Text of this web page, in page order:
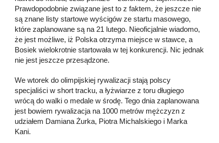
Prawdopodobnie związane jest to z faktem, że jeszcze nie
są znane listy startowe wyścigów ze startu masowego,
które zaplanowane są na 21 lutego. Nieoficjalnie wiadomo,
że jest możliwe, iż Polska otrzyma miejsce w stawce, a
Bosiek wielokrotnie startowała w tej konkurencji. Nic jednak
nie jest jeszcze przesądzone.
We wtorek do olimpijskiej rywalizacji stają polscy
specjaliści w short tracku, a łyżwiarze z toru długiego
wrócą do walki o medale w środę. Tego dnia zaplanowana
jest bowiem rywalizacja na 1000 metrów mężczyzn z
udziałem Damiana Żurka, Piotra Michalskiego i Marka
Kani.